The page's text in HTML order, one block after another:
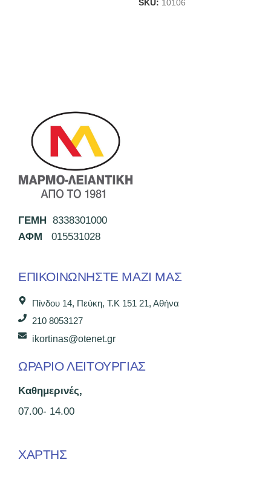
SKU: 10106
ΓΕΜΗ 8338301000
ΑΦΜ 015531028
ΕΠΙΚΟΙΝΩΝΉΣΤΕ ΜΑΖΊ ΜΑΣ
Πίνδου 14, Πεύκη, Τ.Κ 151 21, Αθήνα
210 8053127
ikortinas@otenet.gr
ΩΡΑΡΙΟ ΛΕΙΤΟΥΡΓΙΑΣ
Καθημερινές,
07.00- 14.00
ΧΑΡΤΗΣ